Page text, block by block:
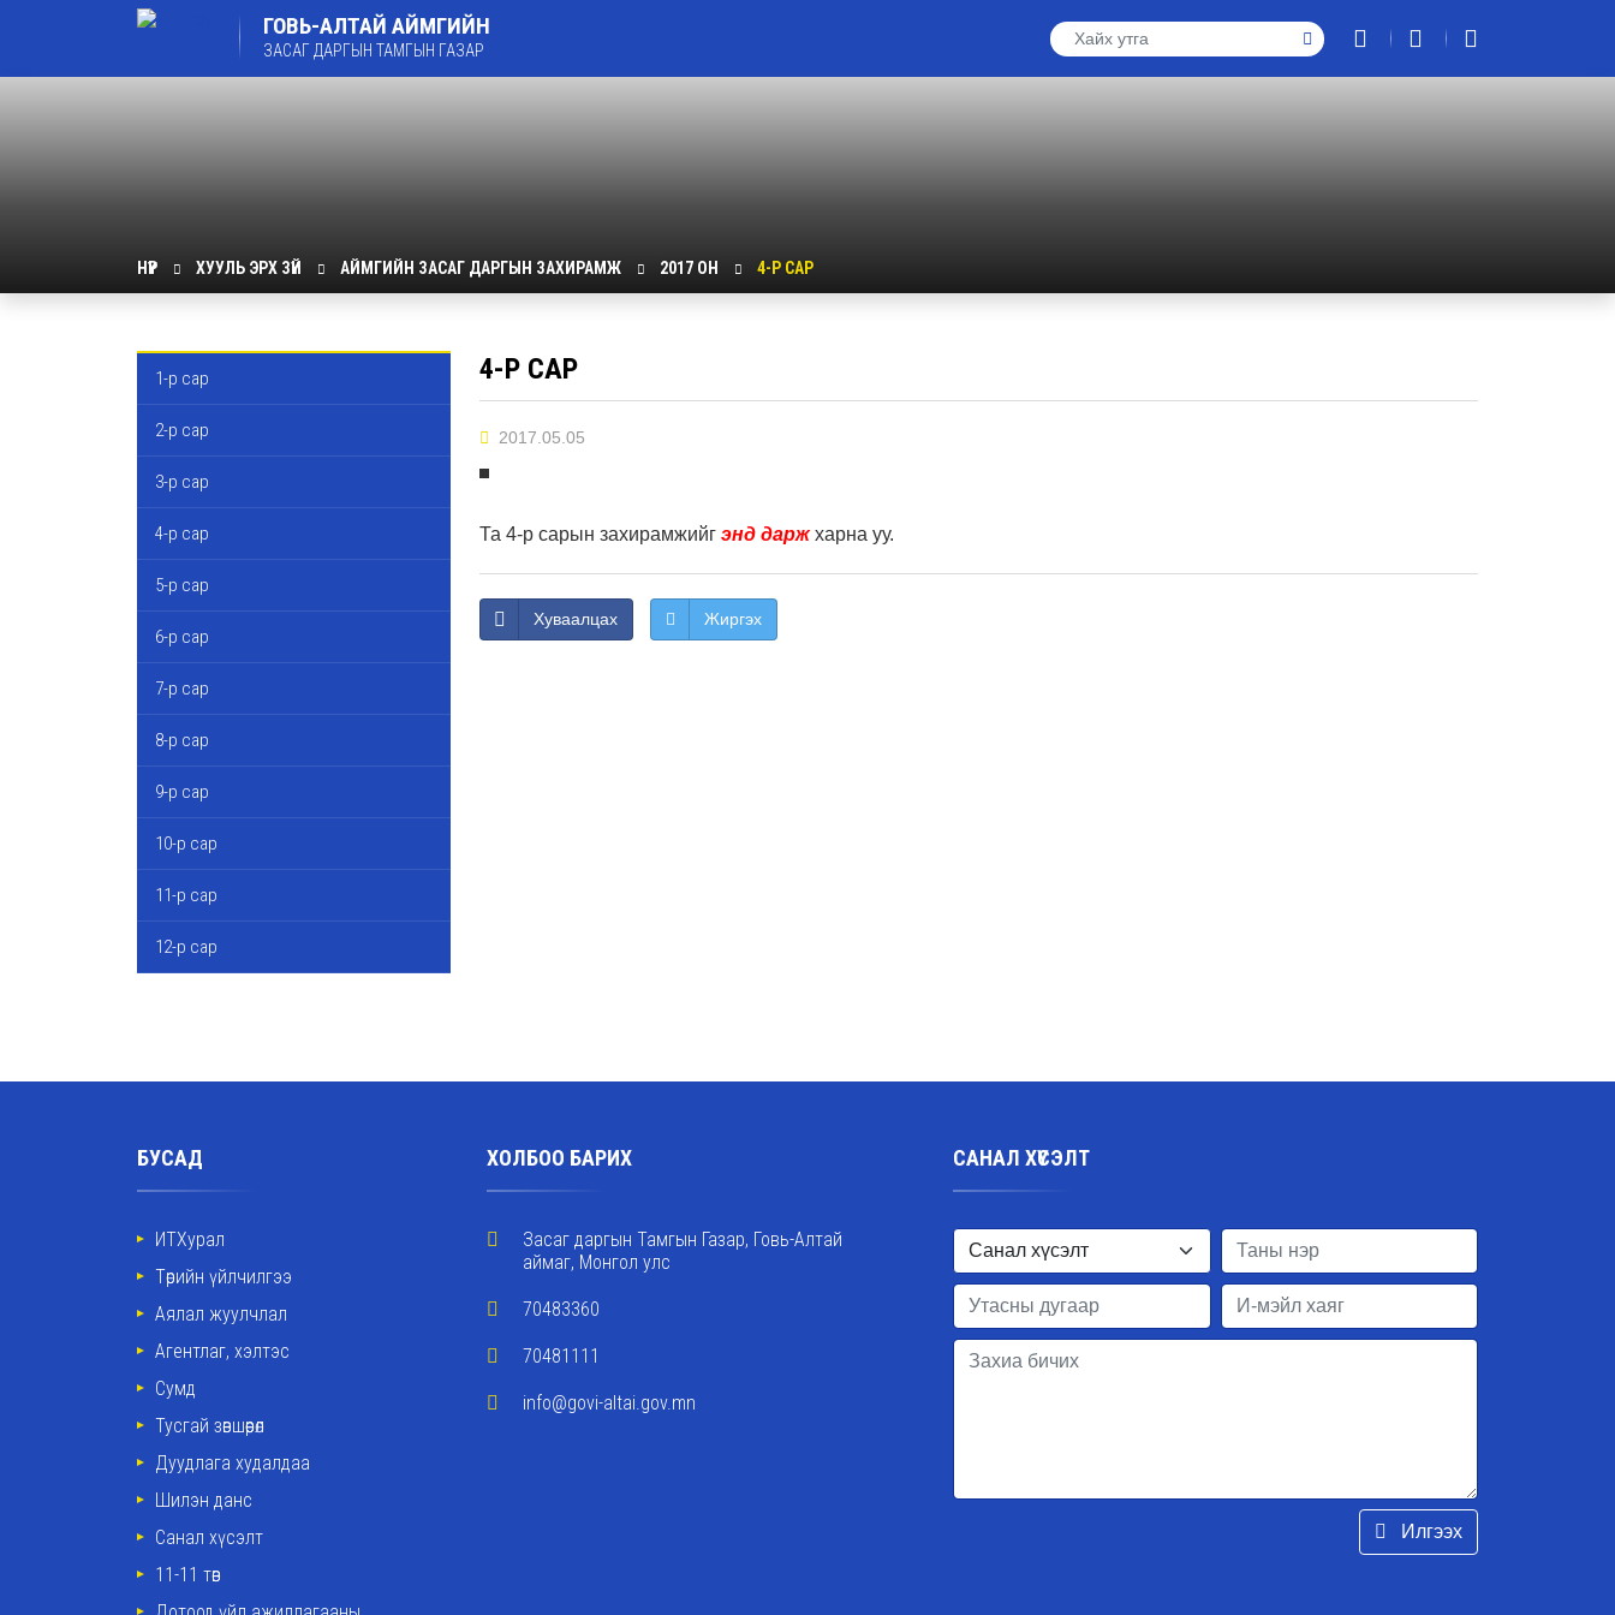
ГОВЬ-АЛТАЙ АЙМГИЙН
ЗАСАГ ДАРГЫН ТАМГЫН ГАЗАР
НҮҮР ХУУЛЬ ЭРХ ЗҮЙ АЙМГИЙН ЗАСАГ ДАРГЫН ЗАХИРАМЖ 2017 ОН 4-Р САР
1-р сар
2-р сар
3-р сар
4-р сар
5-р сар
6-р сар
7-р сар
8-р сар
9-р сар
10-р сар
11-р сар
12-р сар
4-Р САР
2017.05.05
Та 4-р сарын захирамжийг энд даржхарна уу.
Хуваалцах Жиргэх
БУСАД
ИТХурал
Төрийн үйлчилгээ
Аялал жуулчлал
Агентлаг, хэлтэс
Сумд
Тусгай зөвшөөрөл
Дуудлага худалдаа
Шилэн данс
Санал хүсэлт
11-11 төв
ХОЛБОО БАРИХ
Засаг даргын Тамгын Газар, Говь-Алтай
аймаг, Монгол улс
70483360
70481111
info@govi-altai.gov.mn
САНАЛ ХҮСЭЛТ
Илгээх